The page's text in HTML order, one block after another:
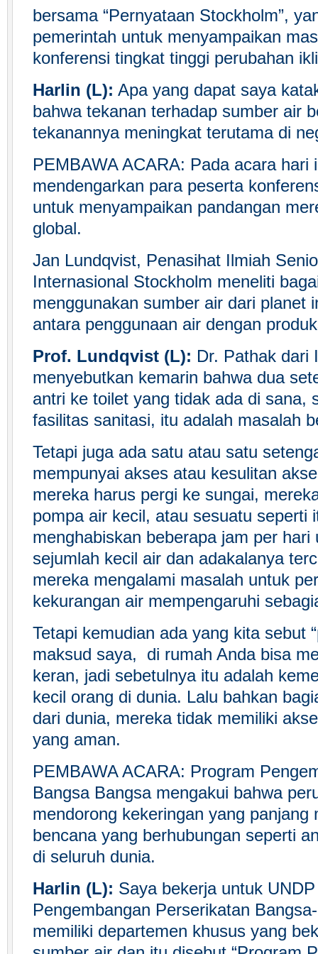
bersama “Pernyataan Stockholm”,
pemerintah untuk menyampaikan
konferensi tingkat tinggi perubahan
Harlin (L): Apa yang dapat saya
bahwa tekanan terhadap sumber air
tekanannya meningkat terutama di
PEMBAWA ACARA: Pada acara hari
mendengarkan para peserta
untuk menyampaikan pandangan
global.
Jan Lundqvist, Penasihat Ilmiah
Internasional Stockholm meneliti
menggunakan sumber air dari planet
antara penggunaan air dengan
Prof. Lundqvist (L): Dr. Pathak dari
menyebutkan kemarin bahwa dua
antri ke toilet yang tidak ada di sana,
fasilitas sanitasi, itu adalah masalah
Tetapi juga ada satu atau satu
mempunyai akses atau kesulitan
mereka harus pergi ke sungai,
pompa air kecil, atau sesuatu seperti
menghabiskan beberapa jam per hari
sejumlah kecil air dan adakalanya
mereka mengalami masalah untuk
kekurangan air mempengaruhi
Tetapi kemudian ada yang kita sebut
maksud saya, di rumah Anda bisa
keran, jadi sebetulnya itu adalah
kecil orang di dunia. Lalu bahkan
dari dunia, mereka tidak memiliki
yang aman.
PEMBAWA ACARA: Program
Bangsa Bangsa mengakui bahwa
mendorong kekeringan yang panjang
bencana yang berhubungan seperti
di seluruh dunia.
Harlin (L): Saya bekerja untuk
Pengembangan Perserikatan
memiliki departemen khusus yang